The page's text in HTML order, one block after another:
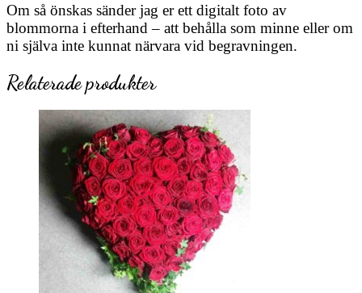
Om så önskas sänder jag er ett digitalt foto av
blommorna i efterhand – att behålla som minne eller om
ni själva inte kunnat närvara vid begravningen.
Relaterade produkter